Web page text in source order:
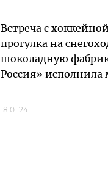
Встреча с
прогулка на
шоколадную
Россия» исполнила
18.01.24